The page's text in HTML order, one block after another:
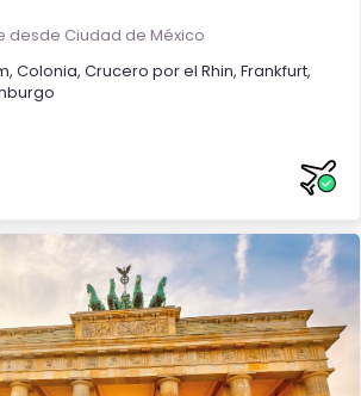
desde Ciudad de México
, Colonia, Crucero por el Rhin, Frankfurt,